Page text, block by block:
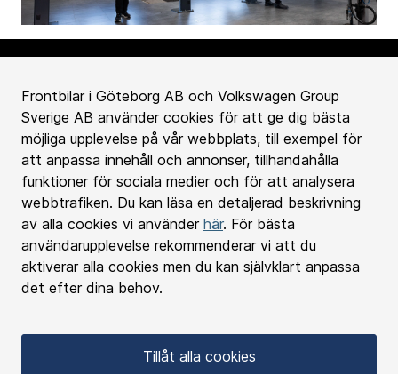
Frontbilar i Göteborg AB och Volkswagen Group
Sverige AB använder cookies för att ge dig bästa
möjliga upplevelse på vår webbplats, till exempel för
att anpassa innehåll och annonser, tillhandahålla
funktioner för sociala medier och för att analysera
webbtrafiken. Du kan läsa en detaljerad beskrivning
av alla cookies vi använder här. För bästa
användarupplevelse rekommenderar vi att du
aktiverar alla cookies men du kan självklart anpassa
det efter dina behov.
Tillåt alla cookies
Köpa bil
Bilverkstad
Kontakta oss
Välkommen till Frontbilar
Personuppgifts policy
Cookies